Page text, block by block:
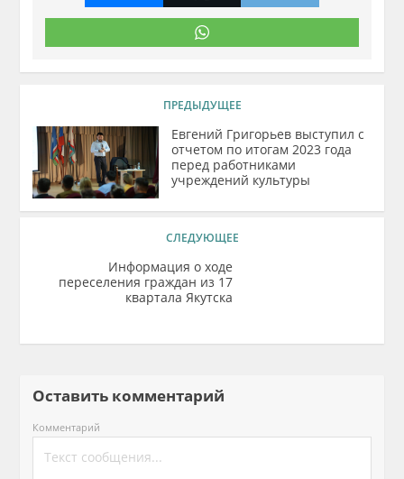
ПРЕДЫДУЩЕЕ
Евгений Григорьев выступил с
отчетом по итогам 2023 года
перед работниками
учреждений культуры
СЛЕДУЮЩЕЕ
Информация о ходе
переселения граждан из 17
квартала Якутска
Оставить комментарий
Комментарий